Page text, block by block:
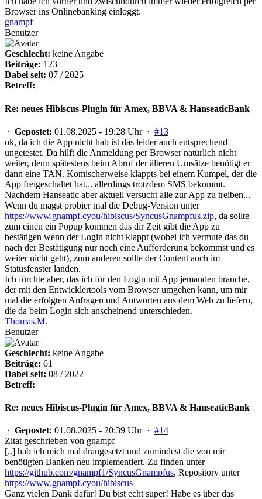
Browser ins Onlinebanking einloggt.
gnampf
Benutzer
Geschlecht: keine Angabe
Beiträge: 123
Dabei seit: 07 / 2025
Betreff:
Re: neues Hibiscus-Plugin für Amex, BBVA & HanseaticBank
· Gepostet: 01.08.2025 - 19:28 Uhr · #13
ok, da ich die App nicht hab ist das leider auch entsprechend
ungetestet. Da hilft die Anmeldung per Browser natürlich nicht
weiter, denn spätestens beim Abruf der älteren Umsätze benötigt er
dann eine TAN. Komischerweise klappts bei einem Kumpel, der die
App freigeschaltet hat... allerdings trotzdem SMS bekommt.
Nachdem Hanseatic aber aktuell versucht alle zur App zu treiben...
Wenn du magst probier mal die Debug-Version unter
https://www.gnampf.cyou/hibiscus/SyncusGnampfus.zip, da sollte
zum einen ein Popup kommen das dir Zeit gibt die App zu
bestätigen wenn der Login nicht klappt (wobei ich vermute das du
nach der Bestätigung nur noch eine Aufforderung bekommst und es
weiter nicht geht), zum anderen sollte der Content auch im
Statusfenster landen.
Ich fürchte aber, das ich für den Login mit App jemanden brauche,
der mit den Entwicklertools vom Browser umgehen kann, um mir
mal die erfolgten Anfragen und Antworten aus dem Web zu liefern,
die da beim Login sich anscheinend unterschieden.
Thomas.M.
Benutzer
Geschlecht: keine Angabe
Beiträge: 61
Dabei seit: 08 / 2022
Betreff:
Re: neues Hibiscus-Plugin für Amex, BBVA & HanseaticBank
· Gepostet: 01.08.2025 - 20:39 Uhr · #14
Zitat geschrieben von gnampf
[..] hab ich mich mal drangesetzt und zumindest die von mir
benötigten Banken neu implementiert. Zu finden unter
https://github.com/gnampf1/SyncusGnampfus, Repository unter
https://www.gnampf.cyou/hibiscus
Ganz vielen Dank dafür! Du bist echt super! Habe es über das